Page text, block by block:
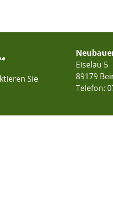
Sie
Eiselau 5
89179
Telefon: